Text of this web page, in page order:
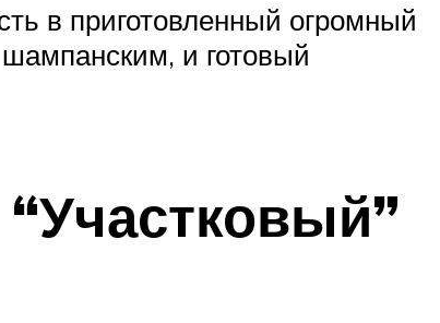
в приготовленный огромный
и готовый